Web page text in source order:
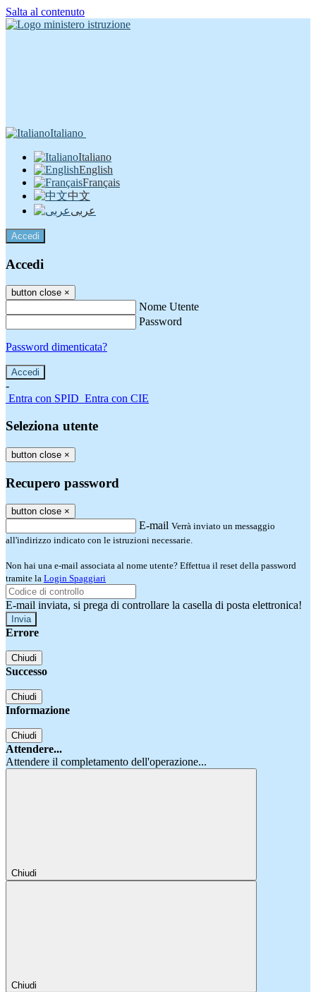
Salta al contenuto
Italiano
Italiano
English
Français
中文
عربى
Accedi
Accedi
button close ×
Nome Utente
Password
Password dimenticata?
-
Entra con SPID Entra con CIE
Seleziona utente
button close ×
Recupero password
button close ×
E-mail Verrà inviato un messaggio
all'indirizzo indicato con le istruzioni necessarie.
Non hai una e-mail associata al nome utente? Effettua il reset della password
tramite la Login Spaggiari
E-mail inviata, si prega di controllare la casella di posta elettronica!
Errore
Chiudi
Successo
Chiudi
Informazione
Chiudi
Attendere...
Attendere il completamento dell'operazione...
Chiudi
Chiudi